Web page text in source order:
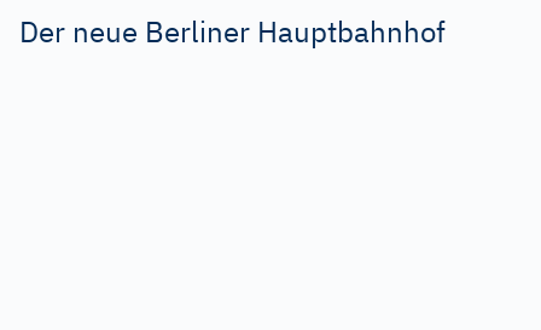
Der neue Berliner Hauptbahnhof